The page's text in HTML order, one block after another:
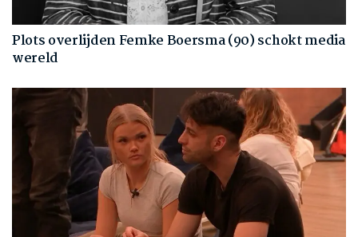
Plots overlijden Femke Boersma (90) schokt media
wereld